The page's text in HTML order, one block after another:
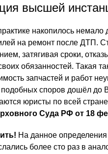
высшей
накопилось
на ремонт после ДТП.
затягивая сроки,
обязанностей. Такая
запчастей и работ
споров дошёл до
юристы по всей
Суда РФ от 18
На данное определения
более сто раз в